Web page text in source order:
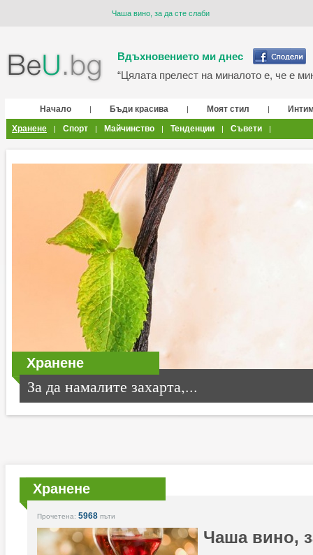
Чаша вино, за да сте слаби
Вдъхновението ми днес
“Цялата прелест на миналото е, че е
Начало | Бъди красива | Моят стил |
Хранене
| Спорт | Майчинство | Тенденции | Съвети |
Хранене
За да намалите захарта,...
Хранене
Прочетена: 5968 пъти
Чаша вино,